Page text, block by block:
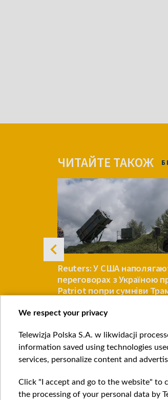
ЧИТАЙТЕ ТАКОЖ
Reuters: У США
переговорах з Україною
Patriot попри сумніви
СВІТ
Item
1
of
We respect your privacy
Telewizja Polska S.A. w likwidacji
information saved using technologies
services, personalize content and
Click "I accept and go to the website" to
the processing of your personal data by